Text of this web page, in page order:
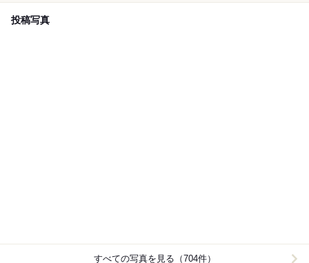
投稿写真
すべての写真を見る（704件）